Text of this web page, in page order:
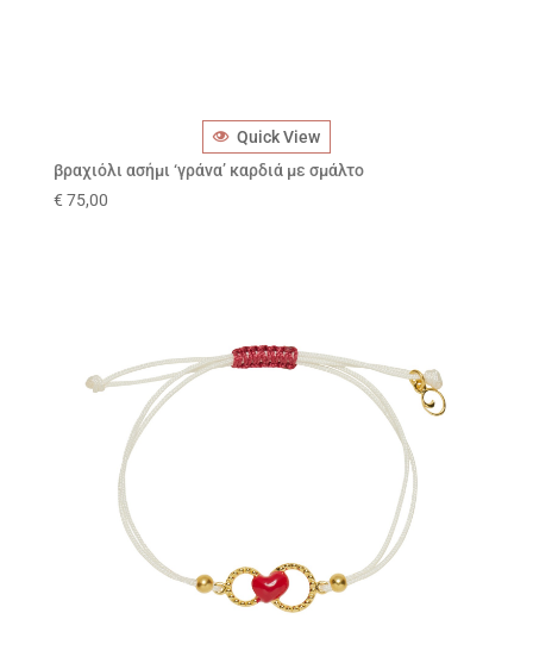
Quick View
βραχιόλι ασήμι ‘γράνα’ καρδιά με σμάλτο
€ 75,00